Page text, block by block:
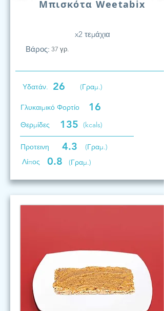
Μπισκότα Weetabix
x2 τεμάχια
Βάρος: 37 γρ.
Υδατάν. 26 (Γραμ.)
Γλυκαιμικό Φορτίο 16
Θερμίδες 135 (kcals)
Προτεινη 4.3
(Γραμ.)
Λίπος
0.8 (Γραμ.)